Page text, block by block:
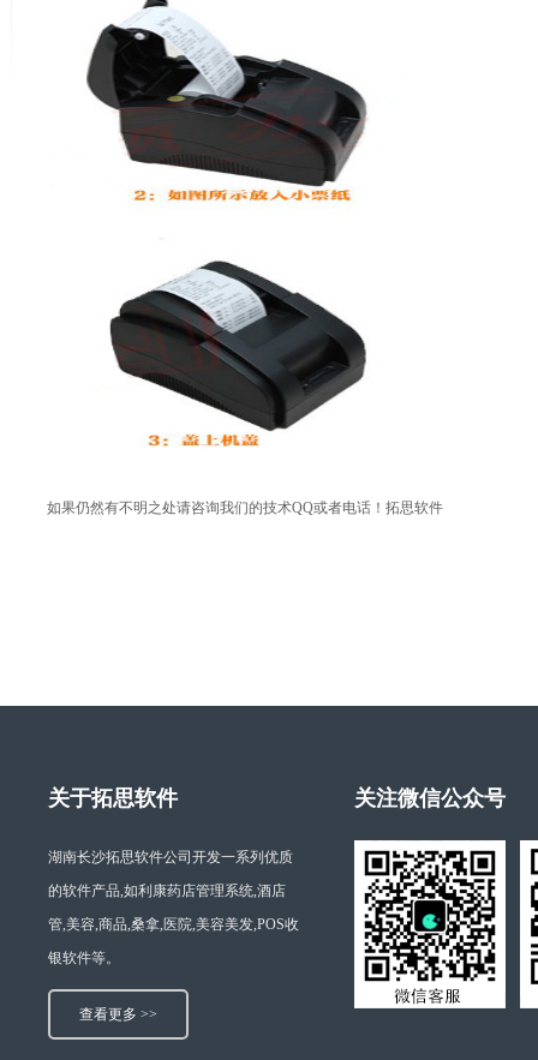
如果仍然有不明之处请咨询我们的技术QQ或者电话！拓思软件
关于拓思软件
湖南长沙拓思软件公司开发一系列优质
的软件产品,如利康药店管理系统,酒店
管,美容,商品,桑拿,医院,美容美发,POS收
银软件等。
查看更多 >>
关注微信公众号